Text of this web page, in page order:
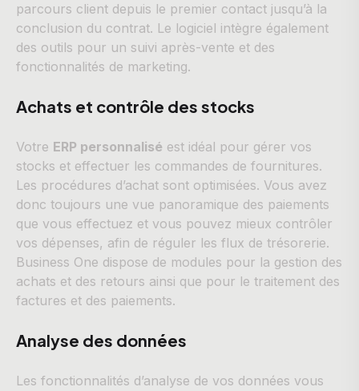
parcours client depuis le premier contact jusqu’à la
conclusion du contrat. Le logiciel intègre également
des outils pour un suivi après-vente et des
fonctionnalités de marketing.
Achats et contrôle des stocks
Votre ERP personnalisé est idéal pour gérer vos
stocks et effectuer les commandes de fournitures.
Les procédures d’achat sont optimisées. Vous avez
donc toujours une vue panoramique des paiements
que vous effectuez et vous pouvez mieux contrôler
vos dépenses, afin de réguler les flux de trésorerie.
Business One dispose de modules pour la gestion des
achats et des retours ainsi que pour le traitement des
factures et des paiements.
Analyse des données
Les fonctionnalités d’analyse de vos données vous